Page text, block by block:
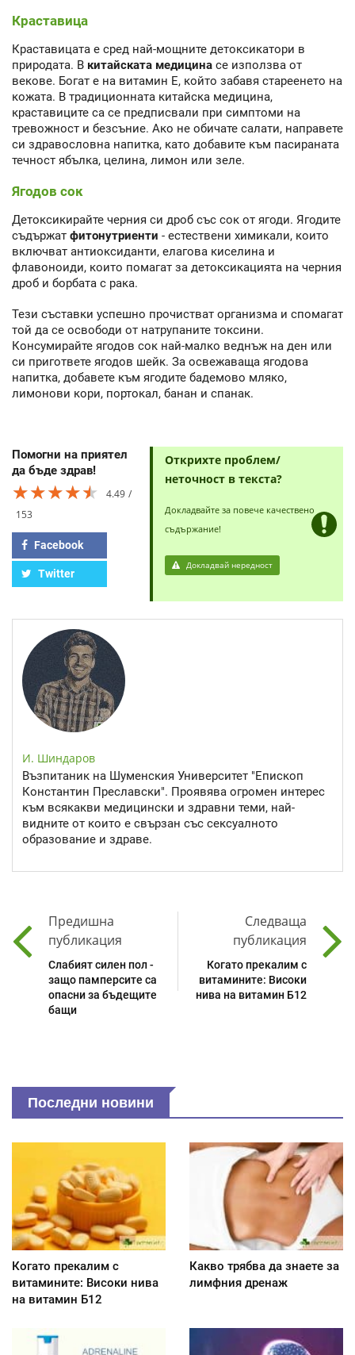
Краставица
Краставицата е сред най-мощните детоксикатори в
природата. В китайската медицина се използва от
векове. Богат е на витамин Е, който забавя стареенето на
кожата. В традиционната китайска медицина,
краставиците са се предписвали при симптоми на
тревожност и безсъние. Ако не обичате салати, направете
си здравословна напитка, като добавите към пасираната
течност ябълка, целина, лимон или зеле.
Ягодов сок
Детоксикирайте черния си дроб със сок от ягоди. Ягодите
съдържат фитонутриенти - естествени химикали, които
включват антиоксиданти, елагова киселина и
флавоноиди, които помагат за детоксикацията на черния
дроб и борбата с рака.
Тези съставки успешно прочистват организма и спомагат
той да се освободи от натрупаните токсини.
Консумирайте ягодов сок най-малко веднъж на ден или
си пригответе ягодов шейк. За освежаваща ягодова
напитка, добавете към ягодите бадемово мляко,
лимонови кори, портокал, банан и спанак.
Помогни на приятел
да бъде здрав!
★★★★★
★★★★★
★★★★★
4.49
153
Facebook
Twitter
Открихте проблем/
неточност в текста?
Докладвайте за повече качествено
съдържание!
Докладвай нередност
И. Шиндаров
Възпитаник на Шуменския Университет "Епископ
Константин Преславски". Проявява огромен интерес
към всякакви медицински и здравни теми, най-
видните от които е свързан със сексуалното
образование и здраве.
Предишна
публикация
Слабият силен пол -
защо памперсите са
опасни за бъдещите
бащи
Следваща
публикация
Когато прекалим с
витамините: Високи
нива на витамин Б12
Последни новини
Когато прекалим с
витамините: Високи нива
на витамин Б12
Какво трябва да знаете за
лимфния дренаж